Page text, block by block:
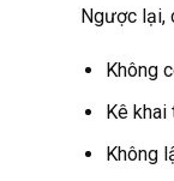
Ngược lại,
Không
Kê khai
Không